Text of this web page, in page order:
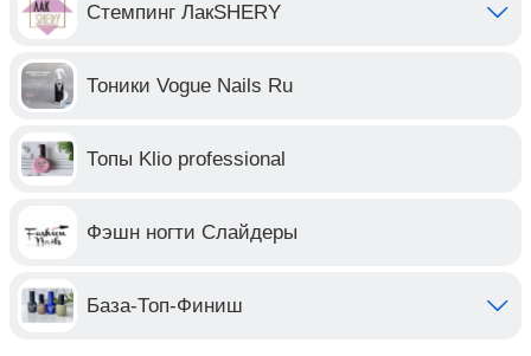
Стемпинг ЛакSHERY
Тоники Vogue Nails Ru
Топы Klio professional
Фэшн ногти Слайдеры
База-Топ-Финиш